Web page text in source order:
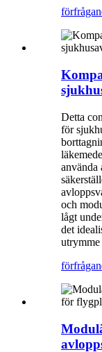
förfrågan
Detta
för
och
lågt
det
utrymme
förfrågan